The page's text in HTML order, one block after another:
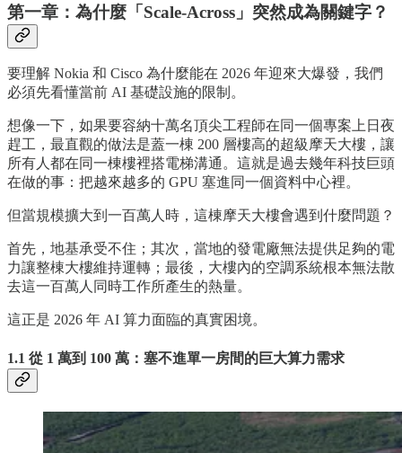
第一章：為什麼「Scale-Across」突然成為關鍵字？
要理解 Nokia 和 Cisco 為什麼能在 2026 年迎來大爆發，我們
必須先看懂當前 AI 基礎設施的限制。
想像一下，如果要容納十萬名頂尖工程師在同一個專案上日夜
趕工，最直觀的做法是蓋一棟 200 層樓高的超級摩天大樓，讓
所有人都在同一棟樓裡搭電梯溝通。這就是過去幾年科技巨頭
在做的事：把越來越多的 GPU 塞進同一個資料中心裡。
但當規模擴大到一百萬人時，這棟摩天大樓會遇到什麼問題？
首先，地基承受不住；其次，當地的發電廠無法提供足夠的電
力讓整棟大樓維持運轉；最後，大樓內的空調系統根本無法散
去這一百萬人同時工作所產生的熱量。
這正是 2026 年 AI 算力面臨的真實困境。
1.1 從 1 萬到 100 萬：塞不進單一房間的巨大算力需求